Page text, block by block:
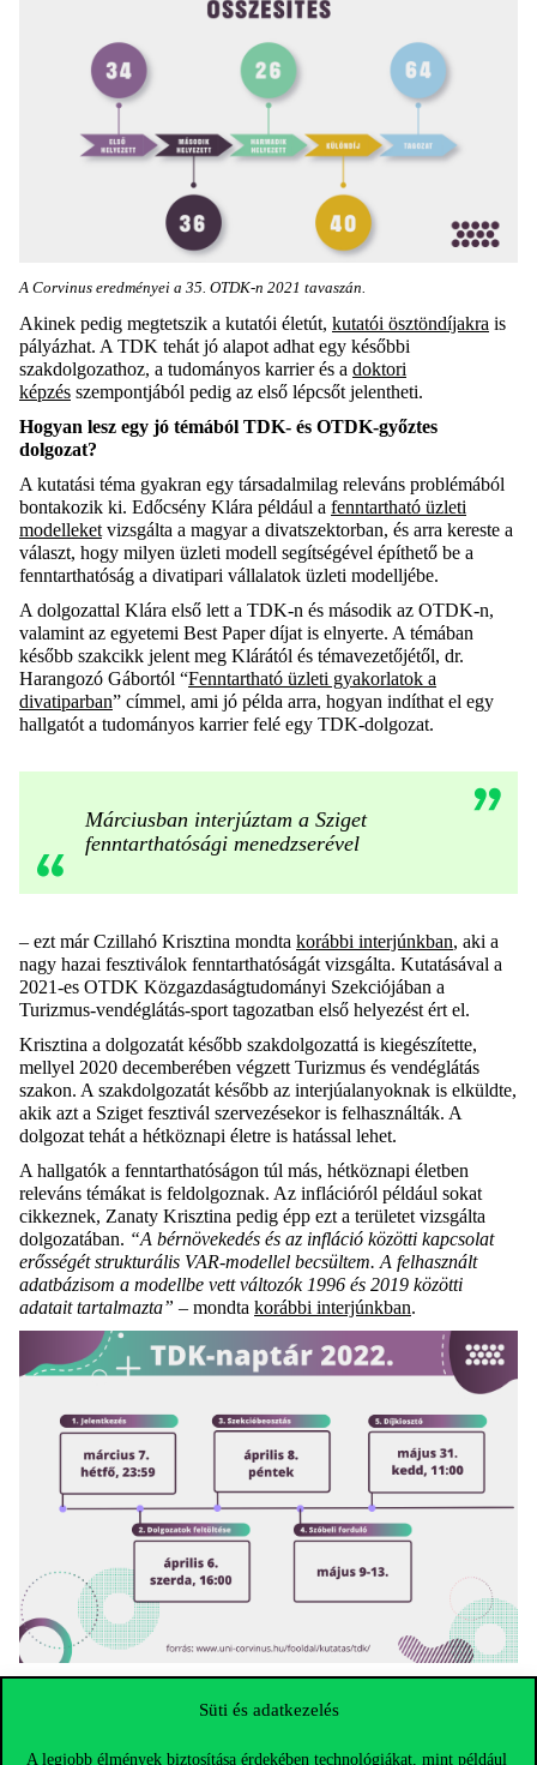
Süti és adatkezelés
A legjobb élmények biztosítása érdekében technológiákat, mint például
A Corvinus eredményei a 35. OTDK-n 2021 tavaszán.
Akinek pedig megtetszik a kutatói életút, kutatói ösztöndíjakra is
pályázhat. A TDK tehát jó alapot adhat egy későbbi
szakdolgozathoz, a tudományos karrier és a doktori
képzés szempontjából pedig az első lépcsőt jelentheti.
Hogyan lesz egy jó témából TDK- és OTDK-győztes
dolgozat?
A kutatási téma gyakran egy társadalmilag releváns problémából
bontakozik ki. Edőcsény Klára például a fenntartható üzleti
modelleket vizsgálta a magyar a divatszektorban, és arra kereste a
választ, hogy milyen üzleti modell segítségével építhető be a
fenntarthatóság a divatipari vállalatok üzleti modelljébe.
A dolgozattal Klára első lett a TDK-n és második az OTDK-n,
valamint az egyetemi Best Paper díjat is elnyerte. A témában
később szakcikk jelent meg Klárától és témavezetőjétől, dr.
Harangozó Gábortól “Fenntartható üzleti gyakorlatok a
divatiparban” címmel, ami jó példa arra, hogyan indíthat el egy
hallgatót a tudományos karrier felé egy TDK-dolgozat.
Márciusban interjúztam a Sziget
fenntarthatósági menedzserével
– ezt már Czillahó Krisztina mondta korábbi interjúnkban, aki a
nagy hazai fesztiválok fenntarthatóságát vizsgálta. Kutatásával a
2021-es OTDK Közgazdaságtudományi Szekciójában a
Turizmus-vendéglátás-sport tagozatban első helyezést ért el.
Krisztina a dolgozatát később szakdolgozattá is kiegészítette,
mellyel 2020 decemberében végzett Turizmus és vendéglátás
szakon. A szakdolgozatát később az interjúalanyoknak is elküldte,
akik azt a Sziget fesztivál szervezésekor is felhasználták. A
dolgozat tehát a hétköznapi életre is hatással lehet.
A hallgatók a fenntarthatóságon túl más, hétköznapi életben
releváns témákat is feldolgoznak. Az inflációról például sokat
cikkeznek, Zanaty Krisztina pedig épp ezt a területet vizsgálta
dolgozatában. “A bérnövekedés és az infláció közötti kapcsolat
erősségét strukturális VAR-modellel becsültem. A felhasznált
adatbázisom a modellbe vett változók 1996 és 2019 közötti
adatait tartalmazta” – mondta korábbi interjúnkban.
A sikeres TDK-dolgozatban persze a konzulenseknek is nagy